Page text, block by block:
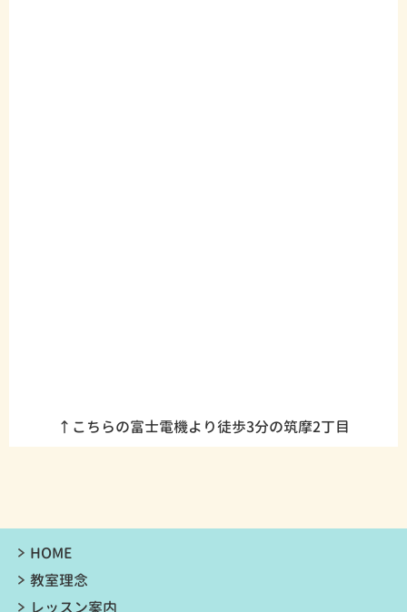
↑こちらの富士電機より徒歩3分の筑摩2丁目
HOME
教室理念
レッスン案内